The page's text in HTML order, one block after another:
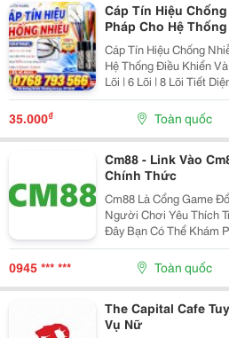
Cáp Tín Hiệu
Pháp Cho Hệ
Hóa
Cáp Tín Hiệu Chống
Hệ Thống Điều Khiển Và Tự Động
Lõi | 6 Lõi | 8 Lõi Tiết Diện: 0.22Mm2 | 0.3Mm2 Lõi Đồng
100% Có Xi Mạ Chống Oxi Hóa Lưới Dệt
Xi Mạ Chống...
35.000₫ Toàn quốc
Cm88 - Link Vào
Chính Thức
Cm88 Là Cổng Game
Người Chơi Yêu Thích
Đây Bạn Có Thể Khám
Cá Sống Động, Thể
Khác. Giao Diện Thân
0945 *** *** Toàn quốc
The Capital Cafe
Vụ Nữ